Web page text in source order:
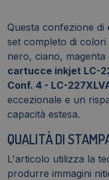
Questa confezione di
set completo di
nero, ciano,
cartucce inkjet LC-
Conf. 4 - LC-
eccezionale e un
capacità estesa.
QUALITÀ DI
L'articolo utilizza la
produrre immagini